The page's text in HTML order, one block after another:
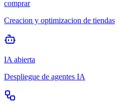
comprar
Creacion y optimizacion de tiendas
IA abierta
Despliegue de agentes IA